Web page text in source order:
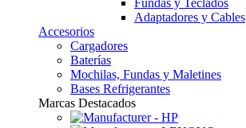
Adaptadores y Cables
Accesorios
Cargadores
Baterías
Mochilas, Fundas y Maletines
Bases Refrigerantes
Marcas Destacados